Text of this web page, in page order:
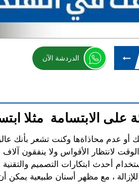
الدردشة الآن
على الابتسامة مثلا
أو عدم محاذاةها وكنت تشعر بأنك
لانتظار الأقواس ولا ينفقون
أحدث ابتكارات التصميم
، مع مظهر أسنان طبيعية يمكن